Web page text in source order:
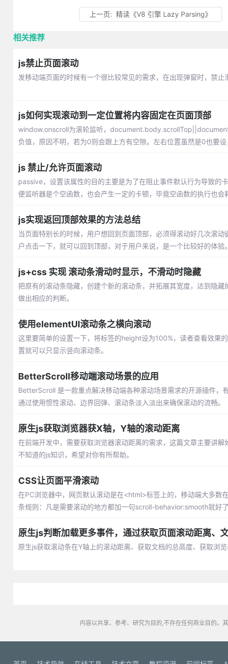
上一页:精读《V8 引擎 Lazy Parsing》
相关推荐
js禁止页面滚动
发移动端页面的时候有一个很比较常见的需求，在出现弹窗时，禁
js如何实现滚动到一定位置将内容固定在页面顶部
window.onscroll为滚轮监听，
负值，原因不明，若为0则会跟上方有空隙。左右位置虽然是0也要
js 禁止/允许页面滚动
passive，设置该属性的目的主要是为了在阻止事件默认行为导致的
便监听器是个空函数，也会产生一定的卡顿，毕竟空函数的执行也会
js实现返回顶部效果的方法总结
当页面特别长的时候，用户想回到页面顶部，必须得滚动好几次滚
户点击一下，就可以回到顶部，对于用户来说，是一个比较好的体验。
js+css 实现 滚动条滑动时显示，不滑动时隐藏
把原有的滚动条隐藏，创建个新的滚动条，并拓展其宽度，达到隐
做出相应的判断。
使用elementUI滚动条之横向滚动
这里要简单的设置一下，将标签的height设为100%，读者查看效果
置就可以只显示竖向滚动条。
BetterScroll移动端滚动场景的应用
BetterScroll 是一款重点解决移动端各种滚动场景需求的开源插件
通过使用惯性滚动、边界回弹、滚动条淡入淡出来确保滚动的流畅。
原生js获取浏览器获X轴，Y轴的滚动距离
在前端开发中，需要获取浏览器滚动距离的需求，这篇文章主要讲
不知道的js知识，希望对你有所帮助。
CSS让页面平滑滚动
在PC浏览器中，网页默认滚动是在<html>标签上的，移动端大多
条规则：凡是需要滚动的地方都加一句scroll-behavior:smooth就好了
原生js判断加载更多事件，通过获取页面滚动距离、
原生js获取滚动条在Y轴上的滚动距离、获取文档的总高度、获取浏
内容以共享、参考、研究为目的,不存在任何商业目的。